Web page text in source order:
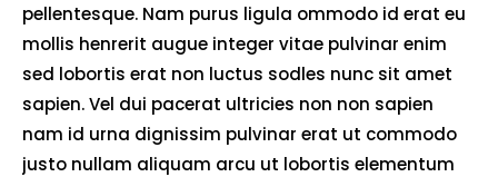
pellentesque. Nam purus ligula ommodo id erat eu
mollis henrerit augue integer vitae pulvinar enim
sed lobortis erat non luctus sodles nunc sit amet
sapien. Vel dui pacerat ultricies non non sapien
nam id urna dignissim pulvinar erat ut commodo
justo nullam aliquam arcu ut lobortis elementum